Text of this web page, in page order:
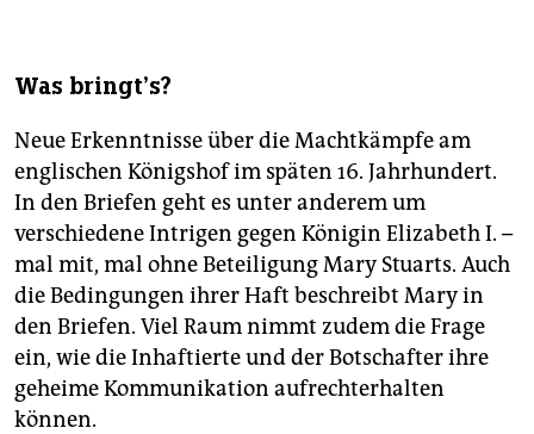
Was bringt’s?
Neue Erkenntnisse über die Machtkämpfe am
englischen Königshof im späten 16. Jahrhundert.
In den Briefen geht es unter anderem um
verschiedene Intrigen gegen Königin Elizabeth I. –
mal mit, mal ohne Beteiligung Mary Stuarts. Auch
die Bedingungen ihrer Haft beschreibt Mary in
den Briefen. Viel Raum nimmt zudem die Frage
ein, wie die Inhaftierte und der Botschafter ihre
geheime Kommunikation aufrechterhalten
können.